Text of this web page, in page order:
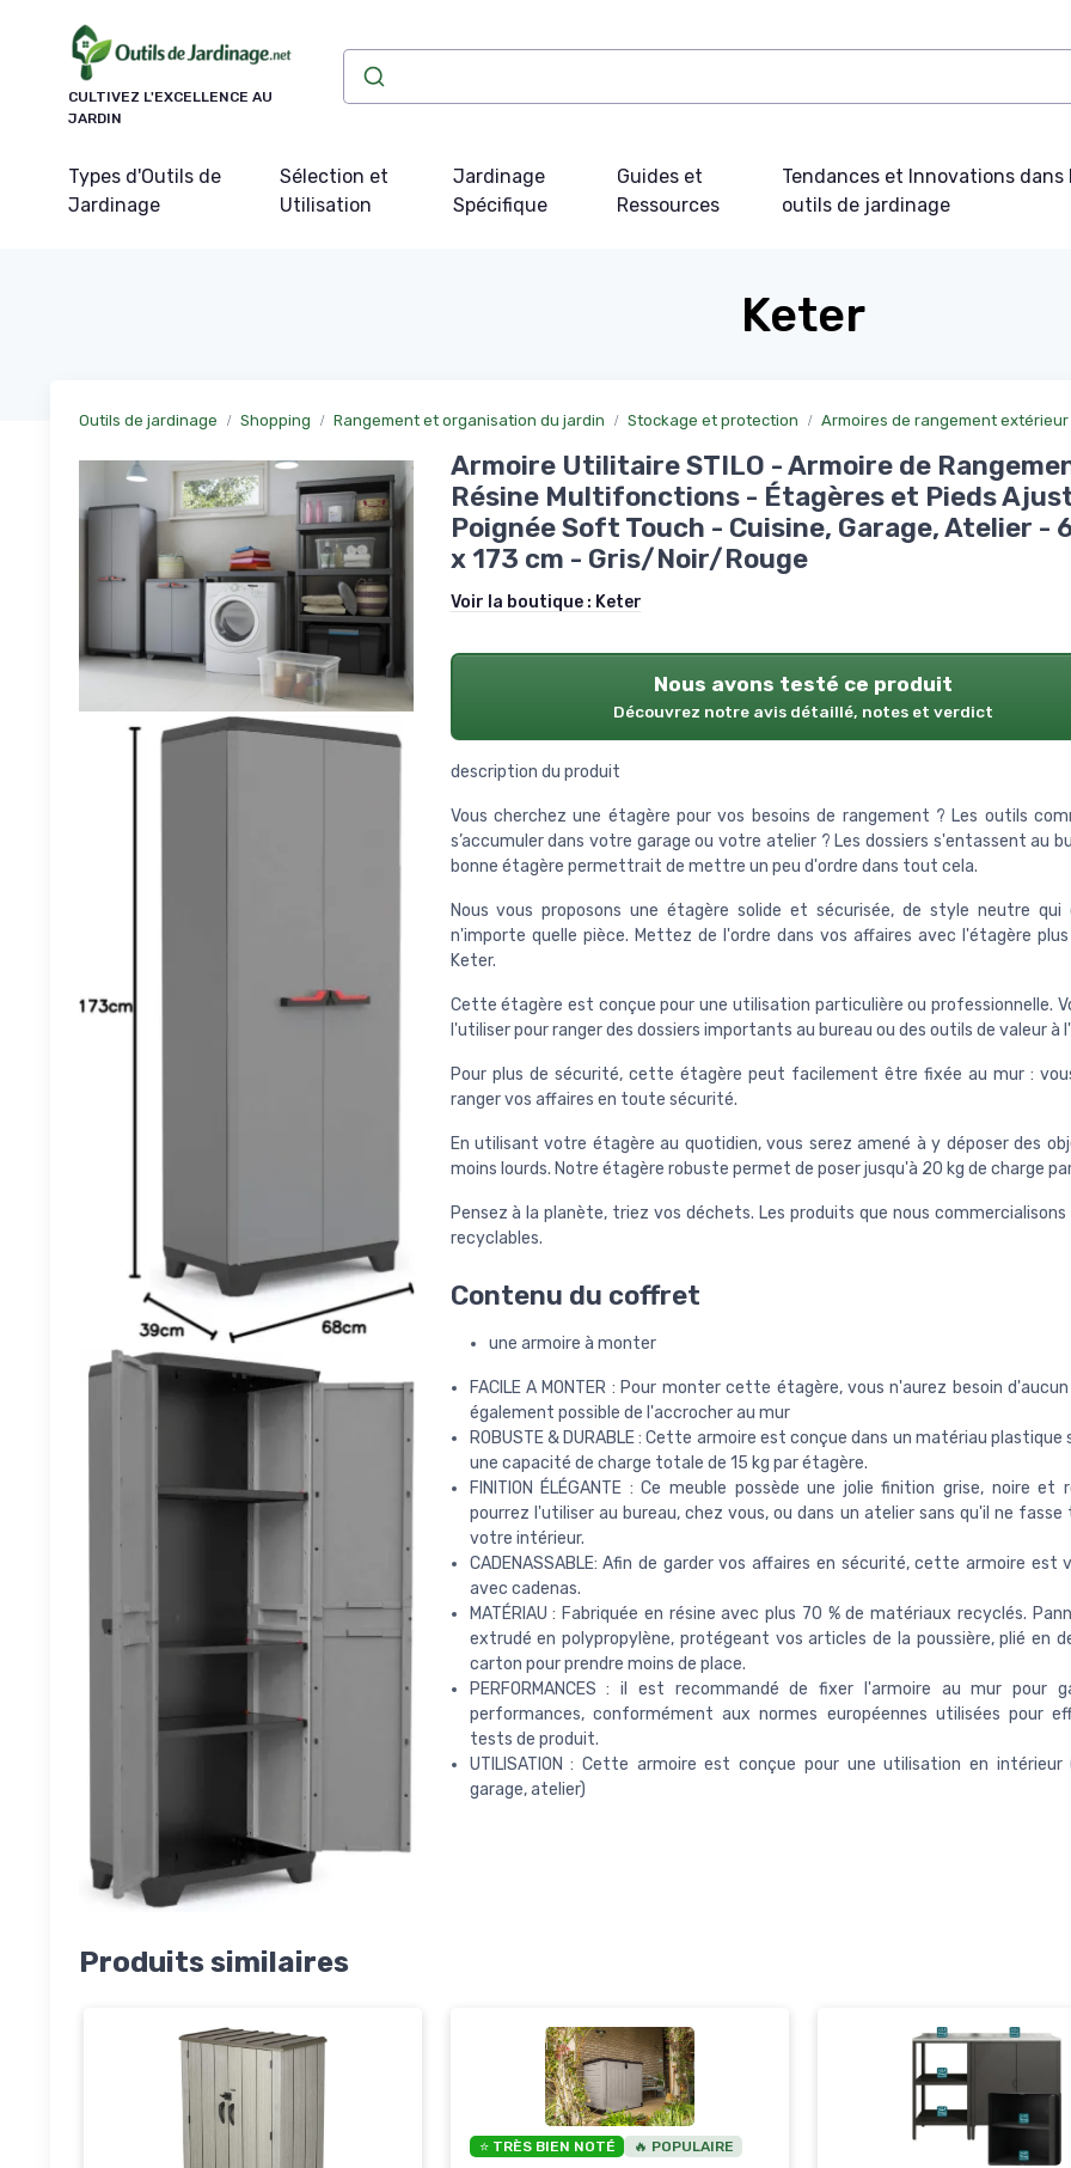
CULTIVEZ L'EXCELLENCE AU
JARDIN
Types d'Outils de
Jardinage
Sélection et
Utilisation
Jardinage
Spécifique
Guides et
Ressources
Tendances et Innovations dans
outils de jardinage
Keter
Outils de jardinage Shopping Rangement et organisation du jardin Stockage et protection Armoires de rangement extérieur
Armoire Utilitaire STILO - Armoire de
Résine Multifonctions - Étagères et Pieds
Poignée Soft Touch - Cuisine, Garage, Atelier -
x 173 cm - Gris/Noir/Rouge
Voir la boutique : Keter
Nous avons testé ce produit
Découvrez notre avis détaillé, notes et verdict
description du produit
Vous cherchez une étagère pour vos besoins de rangement ? Les outils
s’accumuler dans votre garage ou votre atelier ? Les dossiers s'entassent au
bonne étagère permettrait de mettre un peu d'ordre dans tout cela.
Nous vous proposons une étagère solide et sécurisée, de style neutre qui
n'importe quelle pièce. Mettez de l'ordre dans vos affaires avec l'étagère
Keter.
Cette étagère est conçue pour une utilisation particulière ou professionnelle.
l'utiliser pour ranger des dossiers importants au bureau ou des outils de valeur à
Pour plus de sécurité, cette étagère peut facilement être fixée au mur :
ranger vos affaires en toute sécurité.
En utilisant votre étagère au quotidien, vous serez amené à y déposer des
moins lourds. Notre étagère robuste permet de poser jusqu'à 20 kg de charge
Pensez à la planète, triez vos déchets. Les produits que nous commercialisons
recyclables.
Contenu du coffret
une armoire à monter
FACILE A MONTER : Pour monter cette étagère, vous n'aurez besoin
également possible de l'accrocher au mur
ROBUSTE & DURABLE : Cette armoire est conçue dans un matériau plastique
une capacité de charge totale de 15 kg par étagère.
FINITION ÉLÉGANTE : Ce meuble possède une jolie finition grise, noire et
pourrez l'utiliser au bureau, chez vous, ou dans un atelier sans qu'il ne fasse
votre intérieur.
CADENASSABLE: Afin de garder vos affaires en sécurité, cette armoire est
avec cadenas.
MATÉRIAU : Fabriquée en résine avec plus 70 % de matériaux recyclés.
extrudé en polypropylène, protégeant vos articles de la poussière, plié en
carton pour prendre moins de place.
PERFORMANCES : il est recommandé de fixer l'armoire au mur pour
performances, conformément aux normes européennes utilisées pour
tests de produit.
UTILISATION : Cette armoire est conçue pour une utilisation en intérieur
garage, atelier)
Produits similaires
⭐ TRÈS BIEN NOTÉ 🔥 POPULAIRE